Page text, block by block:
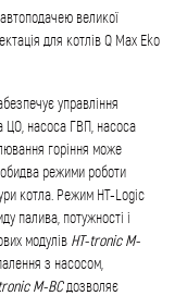
великої
для котлів Q Max Eko
управління
ЦО, насоса ГВП, насоса
горіння може
режими роботи
котла. Режим HT-Logic
палива, потужності і
модулів HT-tronic M-
з насосом,
M-BCдозволяє